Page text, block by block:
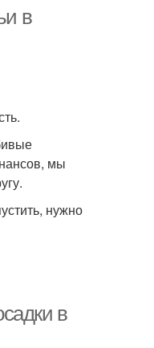
в
мы
нужно
в